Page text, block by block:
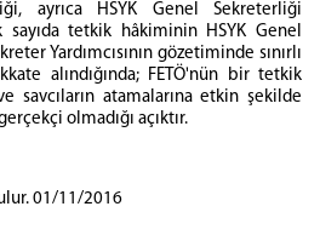
ayrıca HSYK Genel Sekreterliği
sayıda tetkik hâkiminin HSYK Genel
Yardımcısının gözetiminde sınırlı
alındığında; FETÖ'nün bir tetkik
savcıların atamalarına etkin şekilde
olmadığı açıktır.
01/11/2016